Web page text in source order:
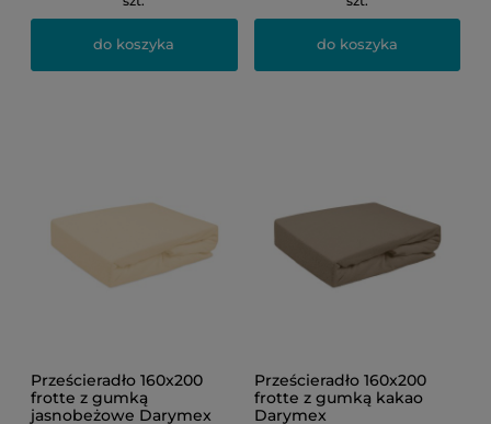
do koszyka do koszyka
Prześcieradło 160x200
frotte z gumką
jasnobeżowe Darymex
Prześcieradło 160x200
frotte z gumką kakao
Darymex